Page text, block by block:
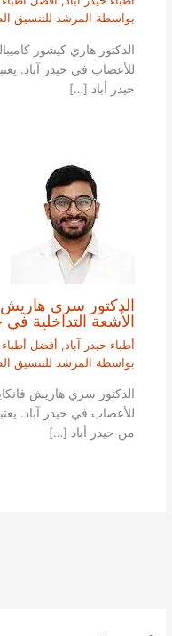
بواسطة المرشد للتنسيق
الدكتور هاري كيشور
للأعصاب في حيدر آباد.
حيدر أباد […]
الدكتور سري هاريش
الأشعة التداخلية في
أطباء حيدر آباد , أفضل أطباء
بواسطة المرشد للتنسيق
الدكتور سري هاريش
للأعصاب في حيدر آباد.
من حيدر أباد […]